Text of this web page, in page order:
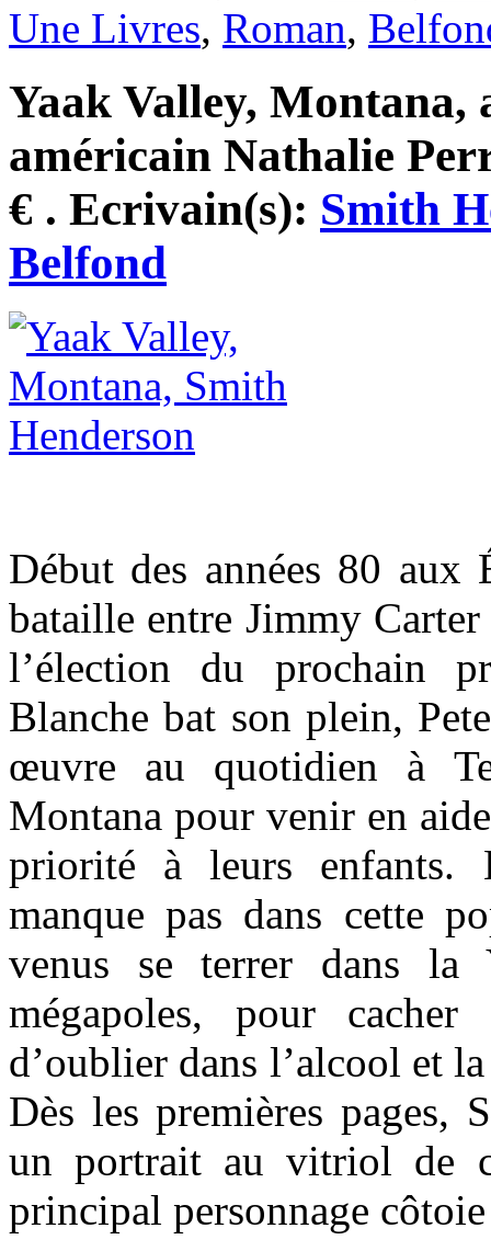
Une Livres, Roman,
Yaak Valley, Montana,
américain Nathalie
€ . Ecrivain(s): Smith
Belfond
Début des années 80 aux
bataille entre Jimmy
l’élection du prochain
Blanche bat son plein,
œuvre au quotidien à
Montana pour venir en
priorité à leurs
manque pas dans cette
venus se terrer dans la
mégapoles, pour
d’oublier dans l’alcool et
Dès les premières pages,
un portrait au vitriol de
principal personnage